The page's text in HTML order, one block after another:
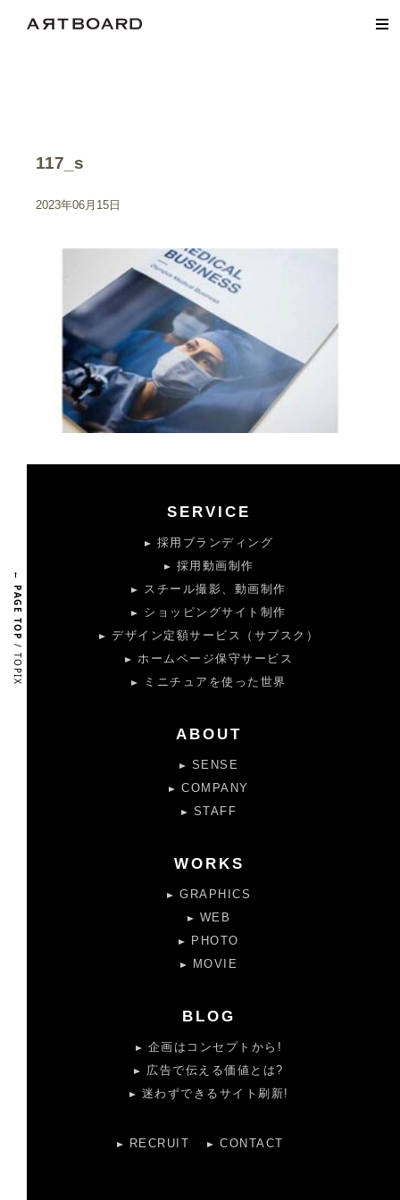
117_s
2023年06月15日
← PAGE TOP
/ TOPIX
SERVICE
採用ブランディング
採用動画制作
スチール撮影、動画制作
ショッピングサイト制作
デザイン定額サービス（サブスク）
ホームページ保守サービス
ミニチュアを使った世界
ABOUT
SENSE
COMPANY
STAFF
WORKS
GRAPHICS
WEB
PHOTO
MOVIE
BLOG
企画はコンセプトから!
広告で伝える価値とは?
迷わずできるサイト刷新!
RECRUIT CONTACT